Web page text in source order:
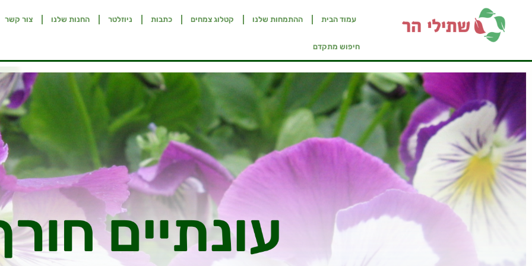
עמוד הבית ההתמחות שלנו קטלוג צמחים כתבות ניוזלטר החנות שלנו צור קשר
חיפוש מתקדם